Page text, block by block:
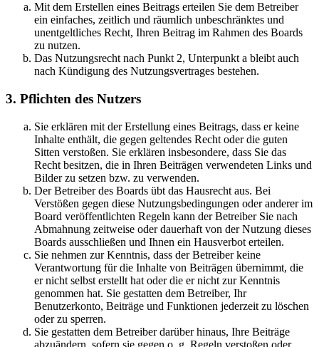
Mit dem Erstellen eines Beitrags erteilen Sie dem Betreiber
ein einfaches, zeitlich und räumlich unbeschränktes und
unentgeltliches Recht, Ihren Beitrag im Rahmen des Boards
zu nutzen.
Das Nutzungsrecht nach Punkt 2, Unterpunkt a bleibt auch
nach Kündigung des Nutzungsvertrages bestehen.
3. Pflichten des Nutzers
Sie erklären mit der Erstellung eines Beitrags, dass er keine
Inhalte enthält, die gegen geltendes Recht oder die guten
Sitten verstoßen. Sie erklären insbesondere, dass Sie das
Recht besitzen, die in Ihren Beiträgen verwendeten Links und
Bilder zu setzen bzw. zu verwenden.
Der Betreiber des Boards übt das Hausrecht aus. Bei
Verstößen gegen diese Nutzungsbedingungen oder anderer im
Board veröffentlichten Regeln kann der Betreiber Sie nach
Abmahnung zeitweise oder dauerhaft von der Nutzung dieses
Boards ausschließen und Ihnen ein Hausverbot erteilen.
Sie nehmen zur Kenntnis, dass der Betreiber keine
Verantwortung für die Inhalte von Beiträgen übernimmt, die
er nicht selbst erstellt hat oder die er nicht zur Kenntnis
genommen hat. Sie gestatten dem Betreiber, Ihr
Benutzerkonto, Beiträge und Funktionen jederzeit zu löschen
oder zu sperren.
Sie gestatten dem Betreiber darüber hinaus, Ihre Beiträge
abzuändern, sofern sie gegen o. g. Regeln verstoßen oder